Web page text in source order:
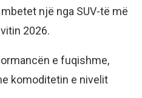
një nga SUV-të më
2026.
e fuqishme,
komoditetin e nivelit